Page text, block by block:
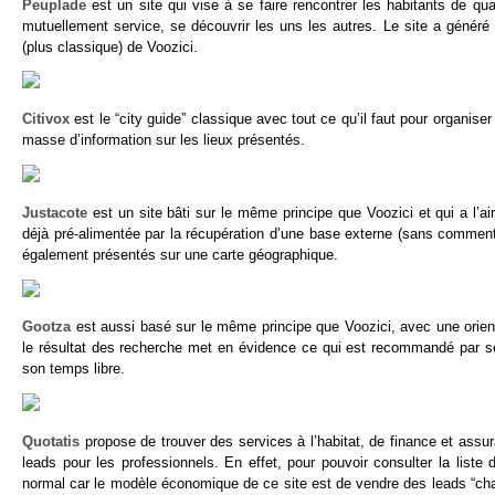
Peuplade est un site qui vise à se faire rencontrer les habitants de
mutuellement service, se découvrir les uns les autres. Le site a
(plus classique) de Voozici.
Citivox est le “city guide” classique avec tout ce qu’il faut pour
masse d’information sur les lieux présentés.
Justacote est un site bâti sur le même principe que Voozici et qui a
déjà pré-alimentée par la récupération d’une base externe (sans
également présentés sur une carte géographique.
Gootzaest aussi basé sur le même principe que Voozici, avec une
le résultat des recherche met en évidence ce qui est recommandé par
son temps libre.
Quotatis propose de trouver des services à l’habitat, de finance et
leads pour les professionnels. En effet, pour pouvoir consulter la liste
normal car le modèle économique de ce site est de vendre des leads